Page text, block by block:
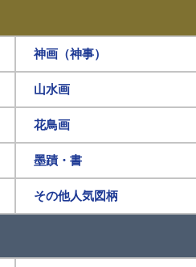
神画（神事）
山水画
花鳥画
墨蹟・書
その他人気図柄